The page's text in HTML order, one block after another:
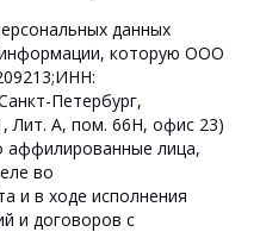
данных
которую ООО
Петербург,
Лит. А, пом. 66Н, офис 23)
аффилированные лица,
во
и в ходе исполнения
и договоров с